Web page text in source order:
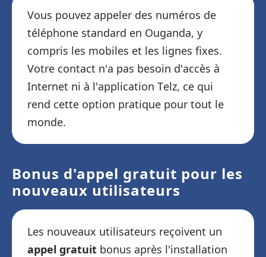
Vous pouvez appeler des numéros de
téléphone standard en Ouganda, y
compris les mobiles et les lignes fixes.
Votre contact n'a pas besoin d'accès à
Internet ni à l'application Telz, ce qui
rend cette option pratique pour tout le
monde.
Bonus d'appel gratuit pour les
nouveaux utilisateurs
Les nouveaux utilisateurs reçoivent un
appel gratuit bonus après l'installation